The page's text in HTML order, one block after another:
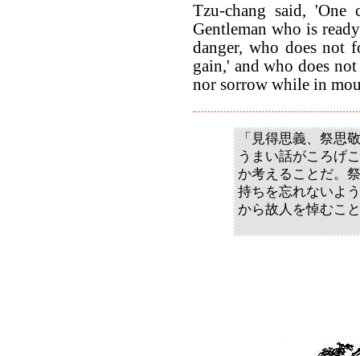
Tzu-chang said, 'One
Gentleman who is
danger, who does not
gain,' and who does
nor sorrow while in
「見得思義、祭思
うまい話がころげ
か考えることだ。
持ちを忘れないよ
から故人を悼むこ